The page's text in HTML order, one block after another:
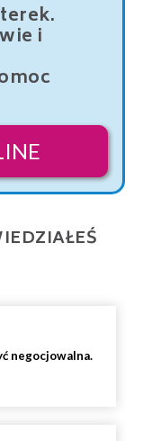
i
negocjowalna.